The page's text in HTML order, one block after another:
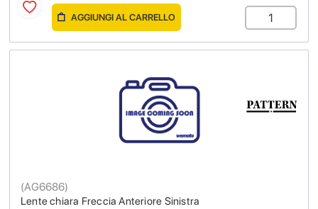
AGGIUNGI AL CARRELLO
Lente chiara Freccia Anteriore Sinistra
(AG6686)